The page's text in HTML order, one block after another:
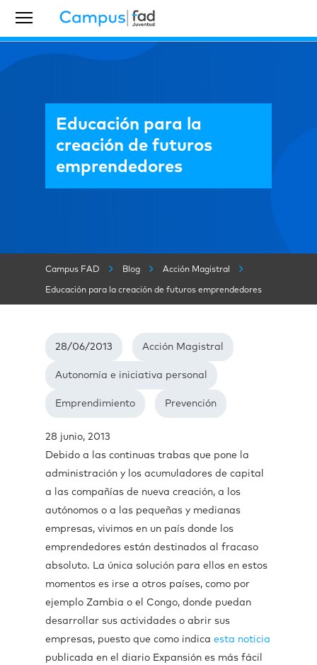
Educación para la
creación de futuros
emprendedores
Campus FAD Blog Acción Magistral
Educación para la creación de futuros emprendedores
28/06/2013 Acción Magistral
Autonomía e iniciativa personal
Emprendimiento Prevención
28 junio, 2013
Debido a las continuas trabas que pone la
administración y los acumuladores de capital
a las compañías de nueva creación, a los
autónomos o a las pequeñas y medianas
empresas, vivimos en un país donde los
emprendedores están destinados al fracaso
absoluto. La única solución para ellos en estos
momentos es irse a otros países, como por
ejemplo Zambia o el Congo, donde puedan
desarrollar sus actividades o abrir sus
empresas, puesto que como indica esta noticia
publicada en el diario Expansión es más fácil